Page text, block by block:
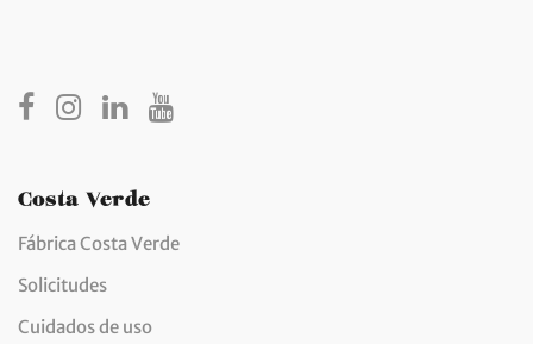
Costa Verde
Fábrica Costa Verde
Solicitudes
Cuidados de uso